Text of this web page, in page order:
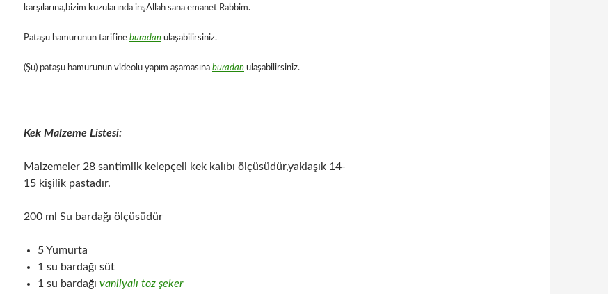
karşılarına,bizim kuzularında inşAllah sana emanet Rabbim.
Pataşu hamurunun tarifine buradan ulaşabilirsiniz.
(Şu) pataşu hamurunun videolu yapım aşamasına buradan ulaşabilirsiniz.
Kek Malzeme Listesi:
Malzemeler 28 santimlik kelepçeli kek kalıbı ölçüsüdür,yaklaşık 14-
15 kişilik pastadır.
200 ml Su bardağı ölçüsüdür
5 Yumurta
1 su bardağı süt
1 su bardağı vanilyalı toz şeker